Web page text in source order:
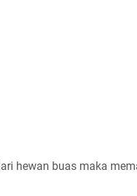
hewan buas maka